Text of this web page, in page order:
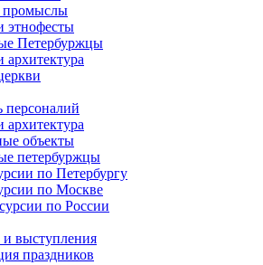
промыслы
этнофесты
Петербуржцы
архитектура
персоналий
архитектура
объекты
петербуржцы
по Петербургу
по Москве
по России
выступления
праздников